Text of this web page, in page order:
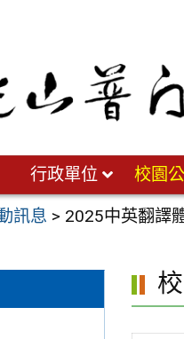
行政單位 校園
訊息 > 2025中英翻譯